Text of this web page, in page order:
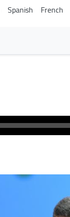
Spanish French